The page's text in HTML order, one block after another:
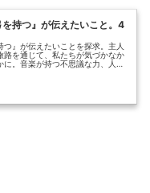
を持つ』が伝えたいこと。4
つ』が伝えたいことを探求。主人
路を通じて、私たちが気づかなか
。音楽が持つ不思議な力、人と